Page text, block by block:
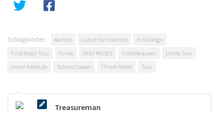
Schlagwörter: Aachen Cult of the machine
Final Reign
Final Reign Tour
Finale HOLY MOSES Invisible queen
Letzte Tour
metal-heads.de
Sabina Classen Thrash Metal Tour
Treasureman